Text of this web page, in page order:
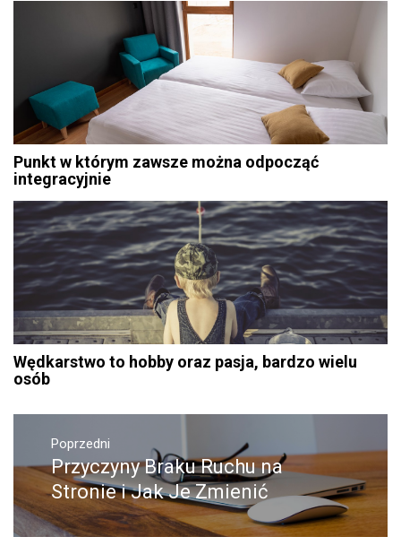
Punkt w którym zawsze można odpocząć
integracyjnie
Wędkarstwo to hobby oraz pasja, bardzo wielu
osób
Nawigacja
wpisu
Poprzedni
Poprzedni
wpis:
Przyczyny Braku Ruchu na
Stronie i Jak Je Zmienić